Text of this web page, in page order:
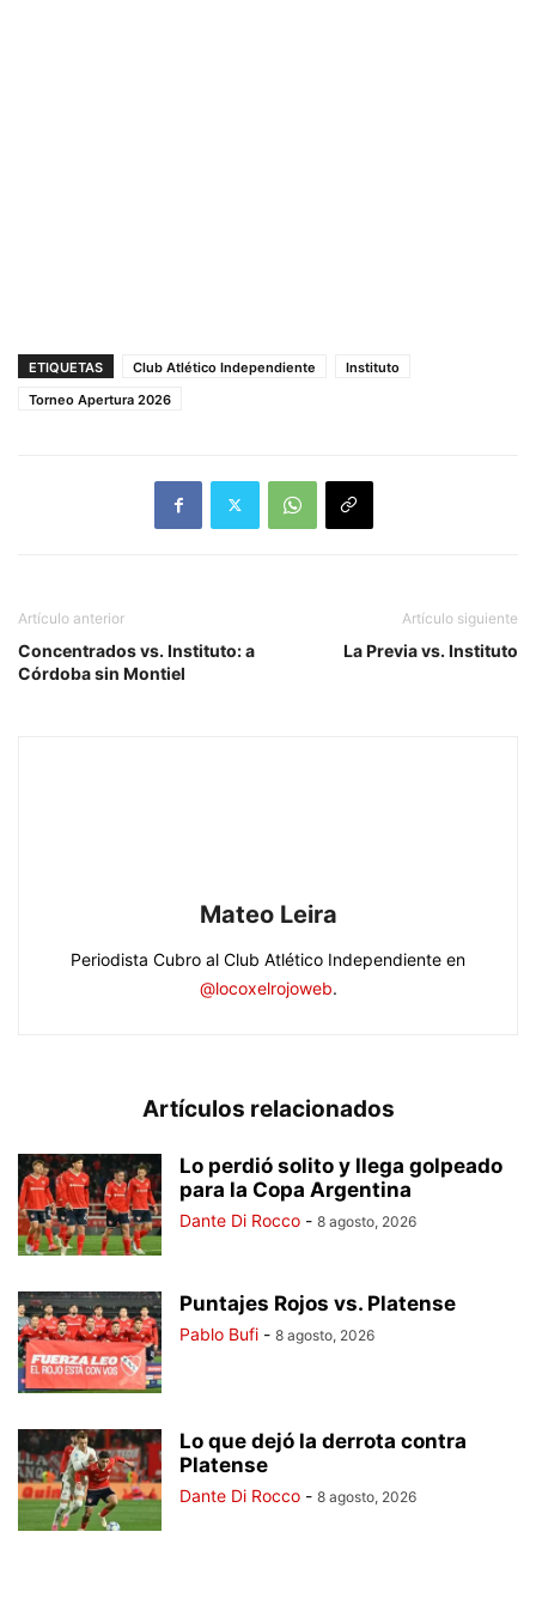
ETIQUETAS Club Atlético Independiente
Instituto
Torneo Apertura 2026
Artículo anterior
Concentrados vs. Instituto: a
Córdoba sin Montiel
Artículo siguiente
La Previa vs. Instituto
Mateo Leira
Periodista Cubro al Club Atlético Independiente en
@locoxelrojoweb.
Artículos relacionados
Lo perdió solito y llega golpeado
para la Copa Argentina
Dante Di Rocco - 8 agosto, 2026
Puntajes Rojos vs. Platense
Pablo Bufi - 8 agosto, 2026
Lo que dejó la derrota contra
Platense
Dante Di Rocco - 8 agosto, 2026